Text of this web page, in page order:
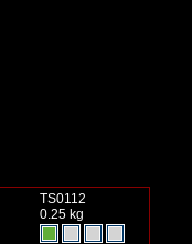
TS0112
0.25 kg